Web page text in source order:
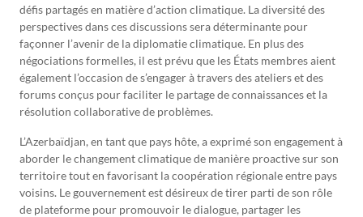
défis partagés en matière d’action climatique. La diversité des
perspectives dans ces discussions sera déterminante pour
façonner l’avenir de la diplomatie climatique. En plus des
négociations formelles, il est prévu que les États membres aient
également l’occasion de s’engager à travers des ateliers et des
forums conçus pour faciliter le partage de connaissances et la
résolution collaborative de problèmes.
L’Azerbaïdjan, en tant que pays hôte, a exprimé son engagement à
aborder le changement climatique de manière proactive sur son
territoire tout en favorisant la coopération régionale entre pays
voisins. Le gouvernement est désireux de tirer parti de son rôle
de plateforme pour promouvoir le dialogue, partager les